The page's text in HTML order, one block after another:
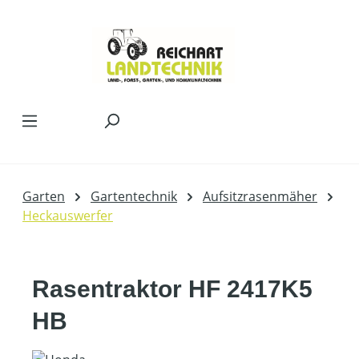
Garten Gartentechnik
Aufsitzrasenmäher
Heckauswerfer
Rasentraktor HF 2417K5
HB